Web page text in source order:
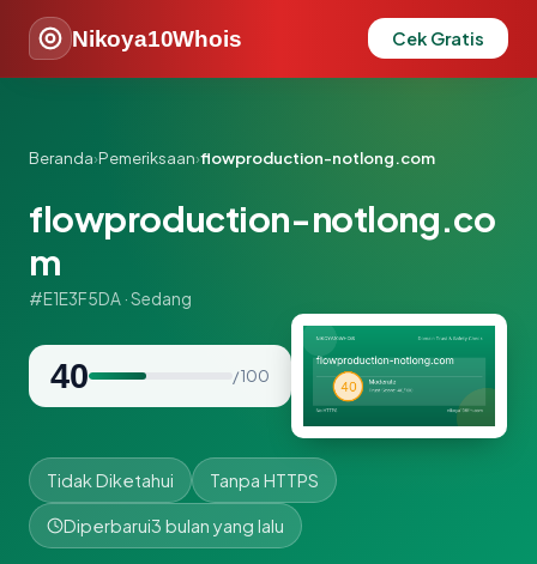
Nikoya10Whois Cek Gratis
Beranda›Pemeriksaan›flowproduction-notlong.com
flowproduction-notlong.co
m
#E1E3F5DA · Sedang
40 / 100
Tidak Diketahui Tanpa HTTPS
Diperbarui3 bulan yang lalu